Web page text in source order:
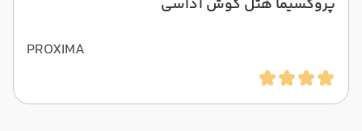
پروکسیما هتل کوش آداسی
PROXIMA